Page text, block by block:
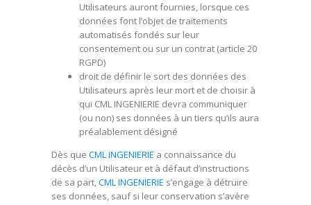
Utilisateurs auront fournies, lorsque ces
données font l’objet de traitements
automatisés fondés sur leur
consentement ou sur un contrat (article 20
RGPD)
droit de définir le sort des données des
Utilisateurs après leur mort et de choisir à
qui CML INGENIERIE devra communiquer
(ou non) ses données à un tiers qu’ils aura
préalablement désigné
Dès que CML INGENIERIE a connaissance du
décès d’un Utilisateur et à défaut d’instructions
de sa part,CML INGENIERIE s’engage à détruire
ses données, sauf si leur conservation s’avère